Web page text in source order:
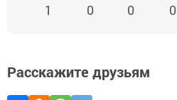
1 0 0 0
Расскажите друзьям